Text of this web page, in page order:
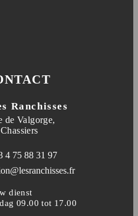
Ranchisses
de Valgorge,
4 75 88 31 97
dienst
09.00 tot 17.00